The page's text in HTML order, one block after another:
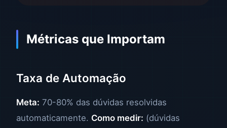
Métricas que Importam
Taxa de Automação
Meta: 70-80% das dúvidas resolvidas
automaticamente. Como medir: (dúvidas